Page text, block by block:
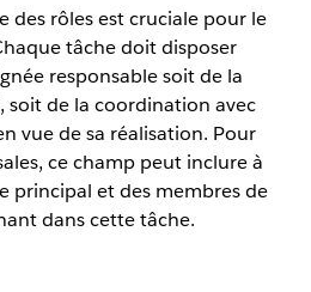
des rôles est cruciale pour le
tâche doit disposer
responsable soit de la
soit de la coordination avec
vue de sa réalisation. Pour
ce champ peut inclure à
principal et des membres de
dans cette tâche.